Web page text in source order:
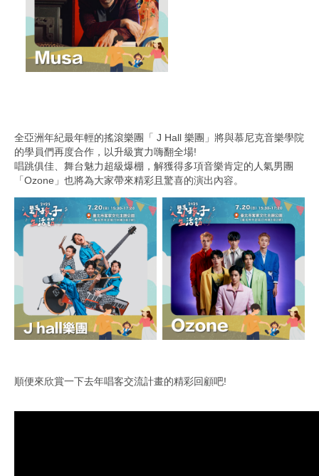
全亞洲年紀最年輕的搖滾樂團「 J Hall 樂團」將與慕尼克音樂學院
的學員們再度合作，以升級實力嗨翻全場!
唱跳俱佳、舞台魅力超級爆棚，解獲得多項音樂肯定的人氣男團
「Ozone」也將為大家帶來精彩且驚喜的演出內容。
順便來欣賞一下去年唱客交流計畫的精彩回顧吧!